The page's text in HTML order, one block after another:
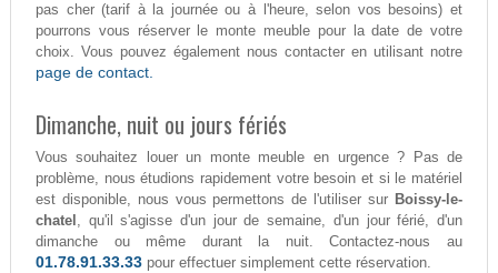
pas cher (tarif à la journée ou à l'heure, selon vos besoins) et
pourrons vous réserver le monte meuble pour la date de votre
choix. Vous pouvez également nous contacter en utilisant notre
page de contact.
Dimanche, nuit ou jours fériés
Vous souhaitez louer un monte meuble en urgence ? Pas de
problème, nous étudions rapidement votre besoin et si le matériel
est disponible, nous vous permettons de l'utiliser sur Boissy-le-
chatel , qu'il s'agisse d'un jour de semaine, d'un jour férié, d'un
dimanche ou même durant la nuit. Contactez-nous au
01.78.91.33.33 pour effectuer simplement cette réservation.